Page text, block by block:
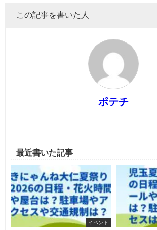
この記事を書いた人
ポテチ
最近書いた記事
イベント